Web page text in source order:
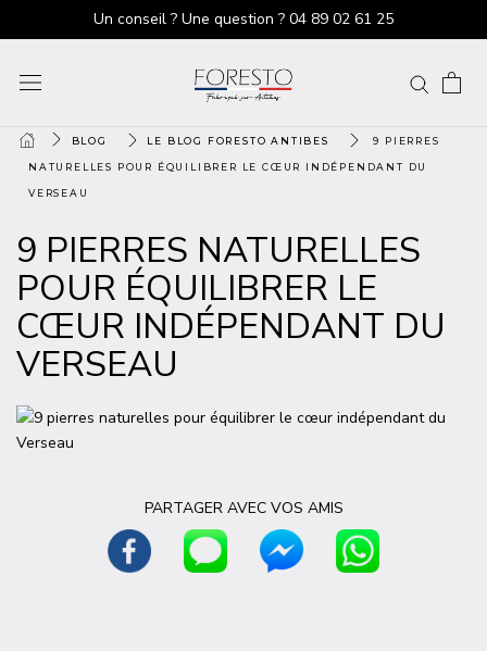
Un conseil ? Une question ? 04 89 02 61 25
BLOG LE BLOG FORESTO ANTIBES 9 PIERRES
NATURELLES POUR ÉQUILIBRER LE CŒUR INDÉPENDANT DU
VERSEAU
9 PIERRES NATURELLES
POUR ÉQUILIBRER LE
CŒUR INDÉPENDANT DU
VERSEAU
PARTAGER AVEC VOS AMIS